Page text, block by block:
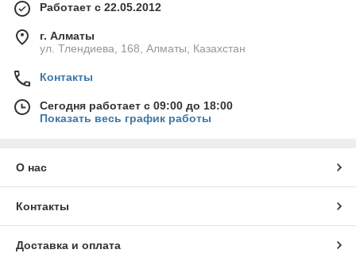
Работает с 22.05.2012
г. Алматы
ул. Тлендиева, 168, Алматы, Казахстан
Контакты
Сегодня работает с 09:00 до 18:00
Показать весь график работы
О нас
Контакты
Доставка и оплата